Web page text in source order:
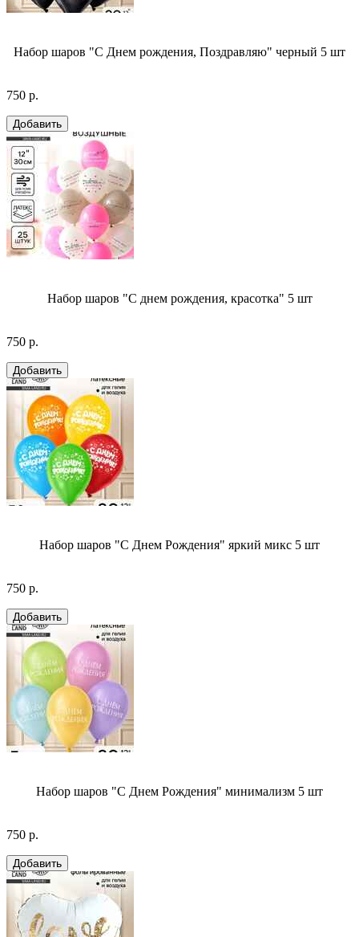
Набор шаров "С Днем рождения, Поздравляю" черный 5 шт
750 р.
Набор шаров "С днем рождения, красотка" 5 шт
750 р.
Набор шаров "С Днем Рождения" яркий микс 5 шт
750 р.
Набор шаров "С Днем Рождения" минимализм 5 шт
750 р.